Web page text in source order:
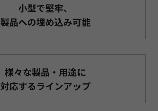
小型で堅牢、
製品への埋め込み可能
様々な製品・用途に
対応するラインアップ